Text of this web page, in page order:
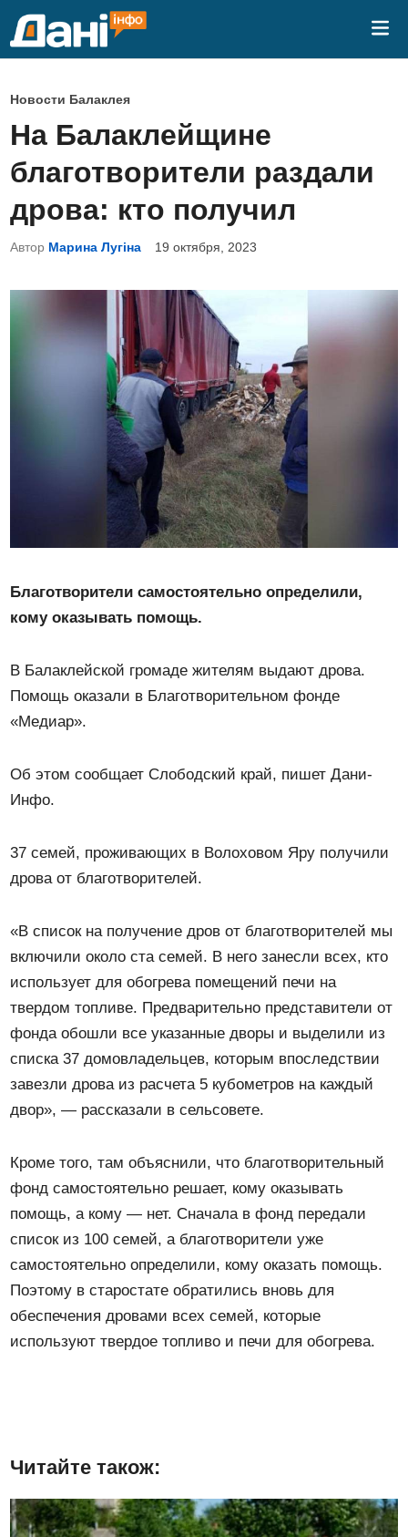
О
п
у
б
л
и
к
Новости Балаклея
На Балаклейщине
благотворители раздали
дрова: кто получил
Автор Марина Лугіна 19 октября, 2023
Благотворители самостоятельно определили,
кому оказывать помощь.
В Балаклейской громаде жителям выдают дрова.
Помощь оказали в Благотворительном фонде
«Медиар».
Об этом сообщает Слободский край, пишет Дани-
Инфо.
37 семей, проживающих в Волоховом Яру получили
дрова от благотворителей.
«В список на получение дров от благотворителей мы
включили около ста семей. В него занесли всех, кто
использует для обогрева помещений печи на
твердом топливе. Предварительно представители от
фонда обошли все указанные дворы и выделили из
списка 37 домовладельцев, которым впоследствии
завезли дрова из расчета 5 кубометров на каждый
двор», — рассказали в сельсовете.
Кроме того, там объяснили, что благотворительный
фонд самостоятельно решает, кому оказывать
помощь, а кому — нет. Сначала в фонд передали
список из 100 семей, а благотворители уже
самостоятельно определили, кому оказать помощь.
Поэтому в старостате обратились вновь для
обеспечения дровами всех семей, которые
используют твердое топливо и печи для обогрева.
Читайте також: